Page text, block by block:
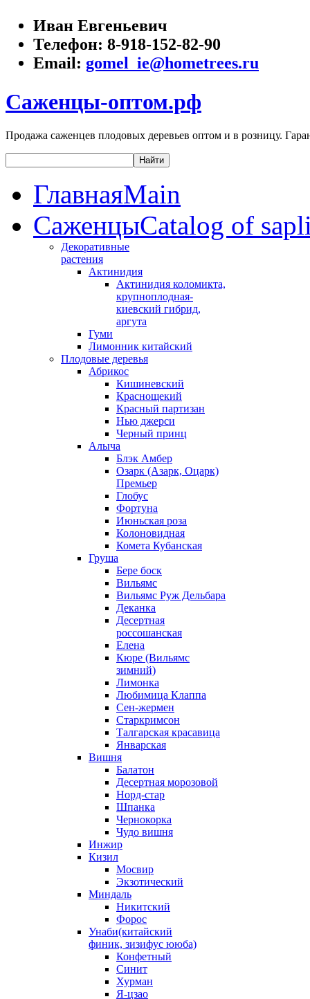
Иван Евгеньевич
Телефон: 8-918-152-82-90
Email: gomel_ie@hometrees.ru
Саженцы-оптом.рф
Продажа саженцев плодовых деревьев оптом и в розницу.
ГлавнаяMain
СаженцыCatalog of
Декоративные
растения
Актинидия
Актинидия коломикта,
крупноплодная-
киевский гибрид,
аргута
Гуми
Лимонник китайский
Плодовые деревья
Абрикос
Кишиневский
Краснощекий
Красный партизан
Нью джерси
Черный принц
Алыча
Блэк Амбер
Озарк (Азарк, Оцарк)
Премьер
Глобус
Фортуна
Июньская роза
Колоновидная
Комета Кубанская
Груша
Бере боск
Вильямс
Вильямс Руж Дельбара
Деканка
Десертная
россошанская
Елена
Кюре (Вильямс
зимний)
Лимонка
Любимица Клаппа
Сен-жермен
Старкримсон
Талгарская красавица
Январская
Вишня
Балатон
Десертная морозовой
Норд-стар
Шпанка
Чернокорка
Чудо вишня
Инжир
Кизил
Мосвир
Экзотический
Миндаль
Никитский
Форос
Унаби(китайский
финик, зизифус ююба)
Конфетный
Синит
Хурман
Я-цзао